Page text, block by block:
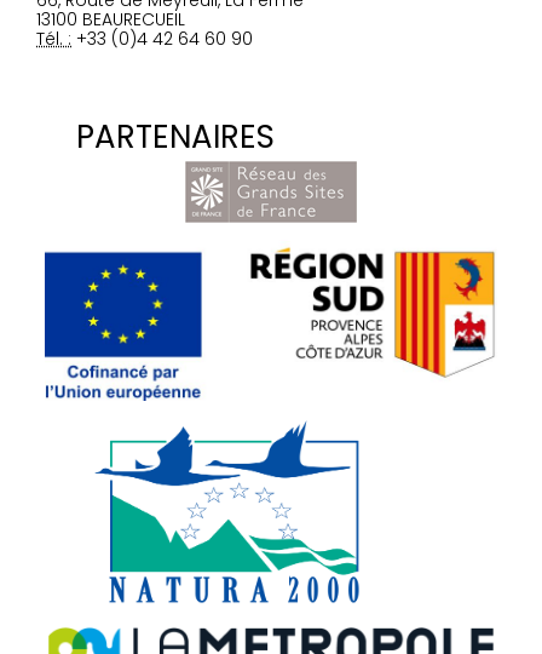
13100 BEAURECUEIL
Tél. : +33 (0)4 42 64 60 90
PARTENAIRES